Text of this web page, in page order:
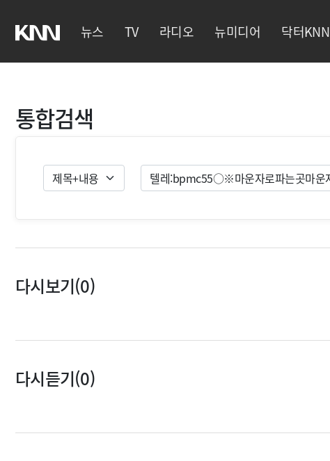
뉴스 TV 라디오 뉴미디어 닥터KNN
통합검색
검색유형 검색
다시보기(0)
다시듣기(0)